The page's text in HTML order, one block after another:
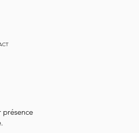
présence